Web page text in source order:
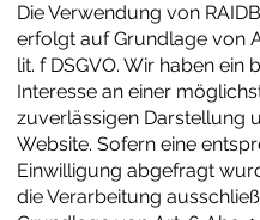
Die Verwendung von
erfolgt auf Grundlage von
lit. f DSGVO. Wir haben ein
Interesse an einer
zuverlässigen Darstellung
Website. Sofern eine
Einwilligung abgefragt
die Verarbeitung